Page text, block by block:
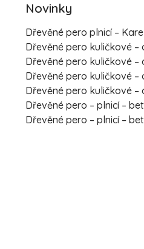
Novinky
Dřevěné pero plnicí –
Dřevěné pero kuličkové –
Dřevěné pero kuličkové –
Dřevěné pero kuličkové –
Dřevěné pero kuličkové –
Dřevěné pero – plnicí –
Dřevěné pero – plnicí –